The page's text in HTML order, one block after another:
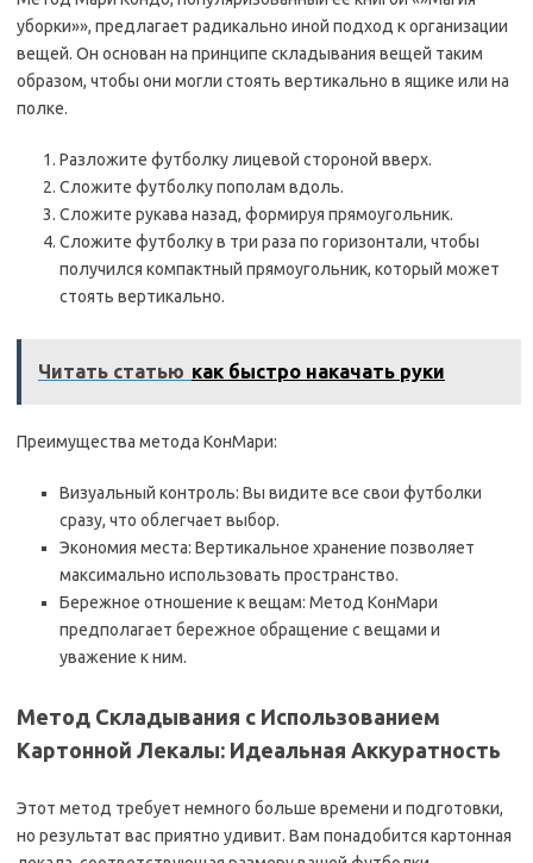
уборки»», предлагает радикально иной подход к организации
вещей. Он основан на принципе складывания вещей таким
образом, чтобы они могли стоять вертикально в ящике или на
полке.
Разложите футболку лицевой стороной вверх.
Сложите футболку пополам вдоль.
Сложите рукава назад, формируя прямоугольник.
Сложите футболку в три раза по горизонтали, чтобы
получился компактный прямоугольник, который может
стоять вертикально.
Читать статью как быстро накачать руки
Преимущества метода КонМари:
Визуальный контроль: Вы видите все свои футболки
сразу, что облегчает выбор.
Экономия места: Вертикальное хранение позволяет
максимально использовать пространство.
Бережное отношение к вещам: Метод КонМари
предполагает бережное обращение с вещами и
уважение к ним.
Метод Складывания с Использованием
Картонной Лекалы: Идеальная Аккуратность
Этот метод требует немного больше времени и подготовки,
но результат вас приятно удивит. Вам понадобится картонная